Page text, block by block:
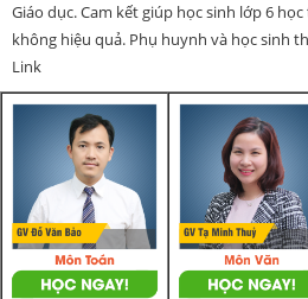
Giáo dục. Cam kết giúp học sinh lớp 6
không hiệu quả. Phụ huynh và học sinh
Link